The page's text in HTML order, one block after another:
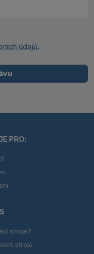
údajů.
PRO:
stroje?
strojů